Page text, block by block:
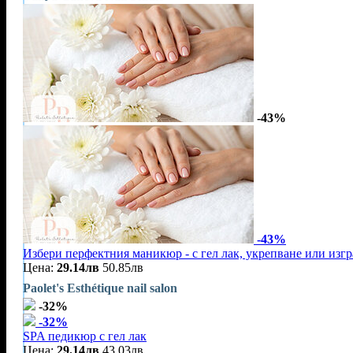
-43%
-43%
Избери перфектния маникюр - с гел лак, укрепване или
Цена: 29.14лв 50.85лв
Paolet's Esthétique nail salon
-32%
-32%
SPA педикюр с гел лак
Цена: 29.14лв 43.03лв